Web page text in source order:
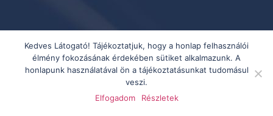
Kedves Látogató! Tájékoztatjuk, hogy a honlap felhasználói
élmény fokozásának érdekében sütiket alkalmazunk. A
honlapunk használatával ön a tájékoztatásunkat tudomásul
veszi.
Elfogadom
Részletek